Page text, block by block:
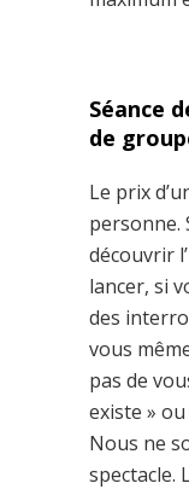
Séance
de
Le prix
personne.
découvrir
lancer, si
des
vous
pas de
existe »
Nous ne
spectacle.